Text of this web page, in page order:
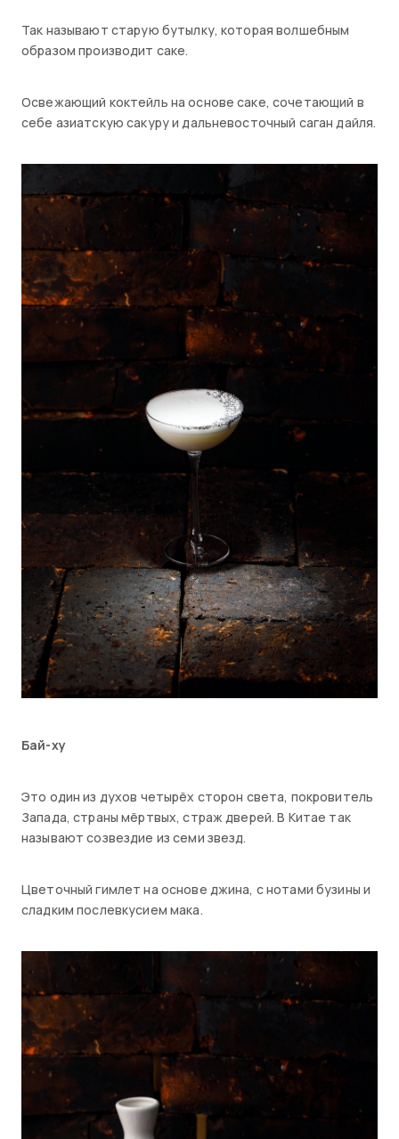
Так называют старую бутылку, которая волшебным
образом производит саке.
Освежающий коктейль на основе саке, сочетающий в
себе азиатскую сакуру и дальневосточный саган дайля.
Бай-ху
Это один из духов четырёх сторон света, покровитель
Запада, страны мёртвых, страж дверей. В Китае так
называют созвездие из семи звезд.
Цветочный гимлет на основе джина, с нотами бузины и
сладким послевкусием мака.